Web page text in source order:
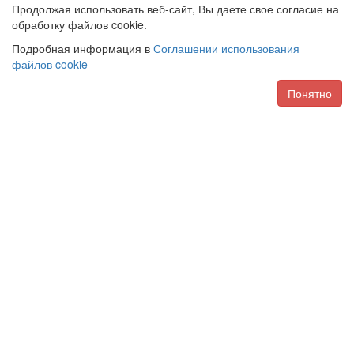
Продолжая использовать веб-сайт, Вы даете свое согласие на
обработку файлов cookie.
Подробная информация в Соглашении использования
файлов cookie
Понятно